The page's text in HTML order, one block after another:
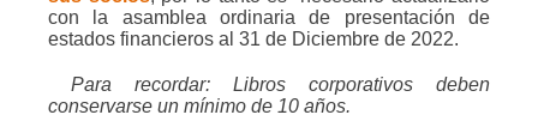
con la asamblea ordinaria de presentación de
estados financieros al 31 de Diciembre de 2022.
Para recordar: Libros corporativos deben
conservarse un mínimo de 10 años.